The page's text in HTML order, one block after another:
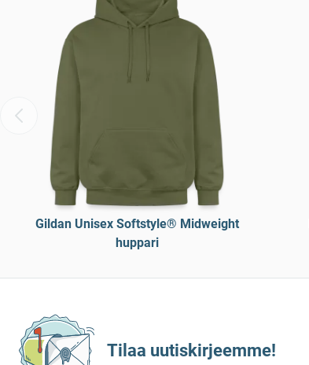
Gildan Unisex Softstyle® Midweight
huppari
Tilaa uutiskirjeemme!